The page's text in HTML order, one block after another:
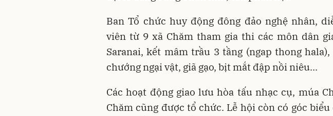
Ban Tổ chức huy động đông đảo nghệ nhân,
viên từ 9 xã Chăm tham gia thi các môn dân
Saranai, kết mâm trầu 3 tầng (ngap thong
chướng ngại vật, giã gạo, bịt mắt đập nồi niêu...
Các hoạt động giao lưu hòa tấu nhạc cụ, múa
Chăm cũng được tổ chức. Lễ hội còn có góc